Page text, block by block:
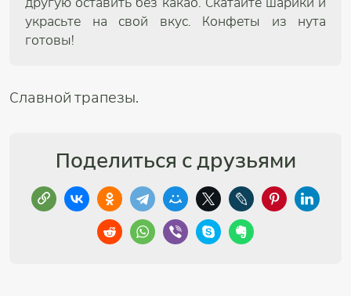
украсьте на свой вкус. Конфеты из нута
готовы!
Славной трапезы.
Поделиться с друзьями